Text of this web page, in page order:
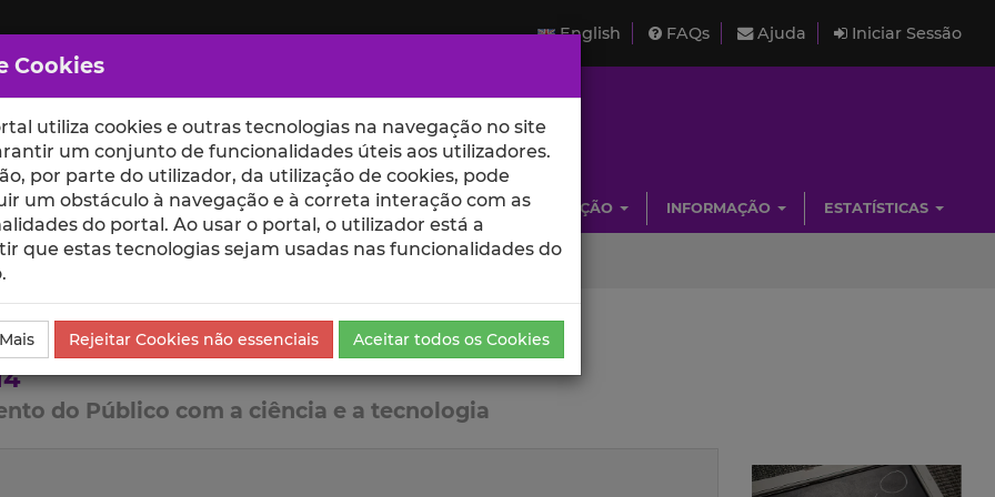
English FAQs Ajuda Iniciar Sessão
ESCOLAS UNIDADES INVESTIGAÇÃO INFORMAÇÃO ESTATÍSTICAS
do Público com a ciência e a tecnologia
Cookies
utiliza cookies e outras tecnologias na navegação no site
um conjunto de funcionalidades úteis aos utilizadores.
por parte do utilizador, da utilização de cookies, pode
um obstáculo à navegação e à correta interação com as
do portal. Ao usar o portal, o utilizador está a
que estas tecnologias sejam usadas nas funcionalidades do
Rejeitar Cookies não essenciais Aceitar todos os Cookies